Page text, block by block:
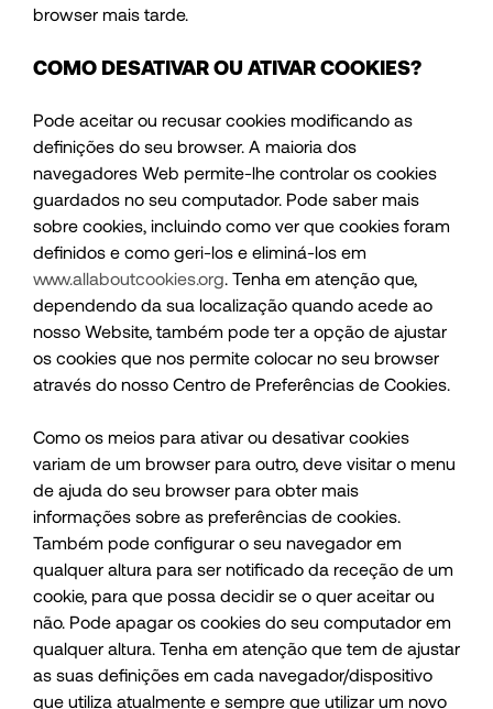
browser mais tarde.
COMO DESATIVAR OU ATIVAR COOKIES?
Pode aceitar ou recusar cookies modificando as
definições do seu browser. A maioria dos
navegadores Web permite-lhe controlar os cookies
guardados no seu computador. Pode saber mais
sobre cookies, incluindo como ver que cookies foram
definidos e como geri-los e eliminá-los em
www.allaboutcookies.org. Tenha em atenção que,
dependendo da sua localização quando acede ao
nosso Website, também pode ter a opção de ajustar
os cookies que nos permite colocar no seu browser
através do nosso Centro de Preferências de Cookies.
Como os meios para ativar ou desativar cookies
variam de um browser para outro, deve visitar o menu
de ajuda do seu browser para obter mais
informações sobre as preferências de cookies.
Também pode configurar o seu navegador em
qualquer altura para ser notificado da receção de um
cookie, para que possa decidir se o quer aceitar ou
não. Pode apagar os cookies do seu computador em
qualquer altura. Tenha em atenção que tem de ajustar
as suas definições em cada navegador/dispositivo
que utiliza atualmente e sempre que utilizar um novo